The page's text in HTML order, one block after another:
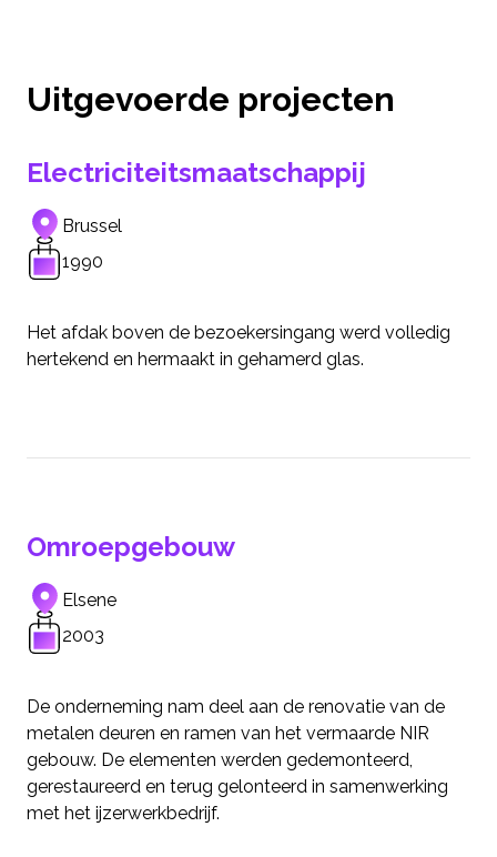
Uitgevoerde projecten
Electriciteitsmaatschappij
Brussel
1990
Het afdak boven de bezoekersingang werd volledig
hertekend en hermaakt in gehamerd glas.
Omroepgebouw
Elsene
2003
De onderneming nam deel aan de renovatie van de
metalen deuren en ramen van het vermaarde NIR
gebouw. De elementen werden gedemonteerd,
gerestaureerd en terug gelonteerd in samenwerking
met het ijzerwerkbedrijf.